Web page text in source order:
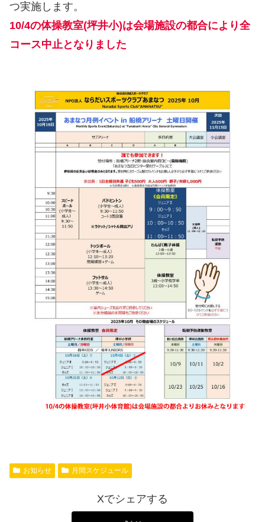
つ実施します。
10/4の体操教室(坪井小)は会場施設の都合により全
コース中止となりました
お知らせ 月間スケジュール
Xでシェアする